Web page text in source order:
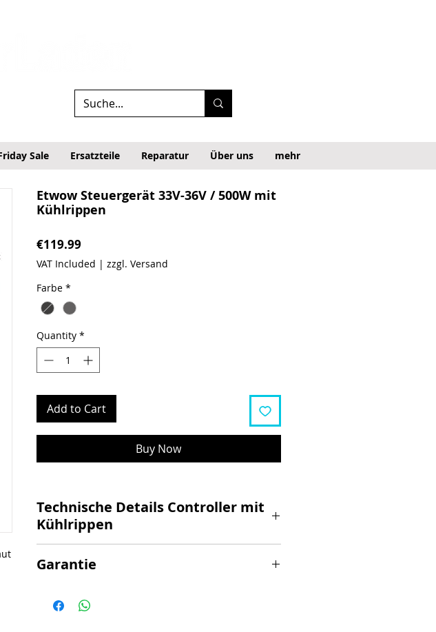
Sale Ersatzteile Reparatur Über uns mehr
Etwow Steuergerät 33V-36V / 500W mit
Kühlrippen
€119.99Price
VAT Included | zzgl. Versand
Farbe *
Quantity *
Add to Cart
Buy Now
Technische Details Controller mit
Kühlrippen
Modell
Leistung: 500W
Garantie
kann keine Garantie auf das Bauteil gegeben